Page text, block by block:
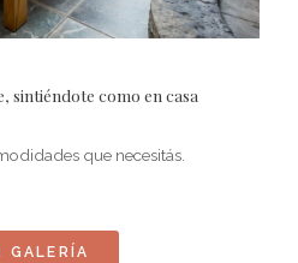
sintiéndote como en casa
que necesitás.
GALERÍA